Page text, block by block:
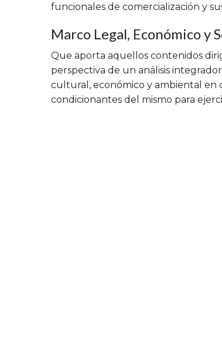
funcionales de comercialización y
Marco Legal, Económico y
Que aporta aquellos contenidos
perspectiva de un análisis
cultural, económico y ambiental en
condicionantes del mismo para